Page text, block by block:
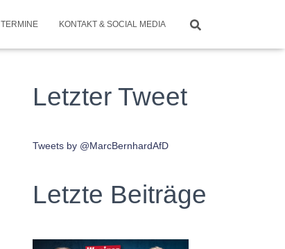
TERMINE KONTAKT & SOCIAL MEDIA
Letzter Tweet
Tweets by @MarcBernhardAfD
Letzte Beiträge